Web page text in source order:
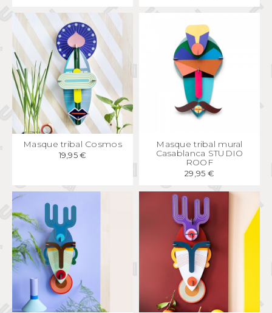
APERÇU
Masque tribal Cosmos
19,95 €
APERÇU RAPIDE
Masque tribal mural
Casablanca STUDIO
ROOF
29,95 €